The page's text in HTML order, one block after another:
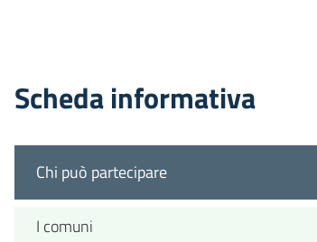
Scheda informativa
Chi può partecipare
I comuni